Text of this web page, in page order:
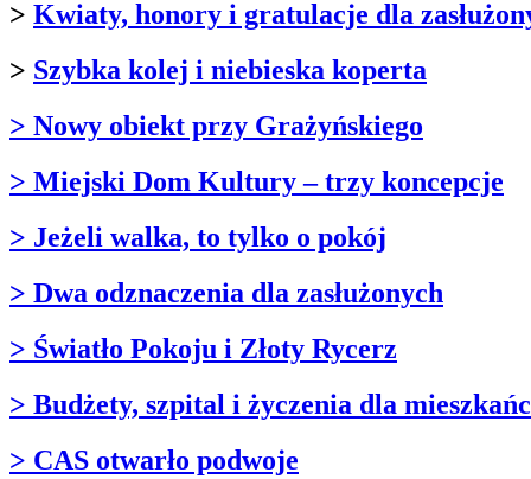
> Kwiaty, honory i gratulacje dla
> Szybka kolej i niebieska koperta
> Nowy obiekt przy Grażyńskiego
> Miejski Dom Kultury – trzy koncepcje
> Jeżeli walka, to tylko o pokój
> Dwa odznaczenia dla zasłużonych
> Światło Pokoju i Złoty Rycerz
> Budżety, szpital i życzenia dla
> CAS otwarło podwoje